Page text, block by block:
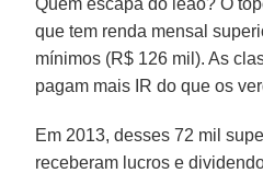
que tem renda mensal
mínimos (R$ 126 mil). As
pagam mais IR do que os
Em 2013, desses 72 mil
receberam lucros e